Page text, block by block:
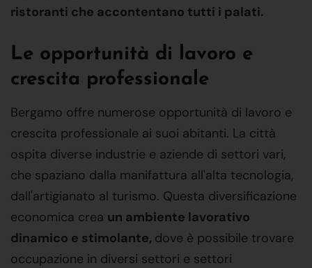
ristoranti che accontentano tutti i palati.
Le opportunità di lavoro e
crescita professionale
Bergamo offre numerose opportunità di lavoro e
crescita professionale ai suoi abitanti. La città
ospita diverse industrie e aziende di settori vari,
che spaziano dalla manifattura all'alta tecnologia,
dall'artigianato al turismo. Questa diversificazione
economica crea un ambiente lavorativo
dinamico e stimolante, dove è possibile trovare
occupazione in diversi settori e settori